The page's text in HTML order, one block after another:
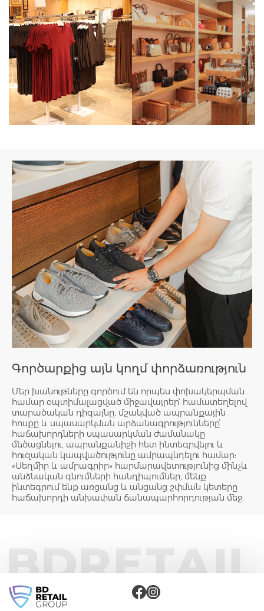
Գործարքից այն կողմ փորձառություն
Մեր խանութները գործում են որպես փոխակերպման
համար օպտիմալացված միջավայրեր՝ համատեղելով
տարածական դիզայնը, մշակված ապրանքային
հոսքը և սպասարկման արձանագրությունները՝
հաճախորդների սպասարկման ժամանակը
մեծացնելու, ապրանքանիշի հետ ինտեգրվելու և
հուզական կապվածությունը ամրապնդելու համար:
«Սեղմիր և ամրագրիր» հարմարավետությունից մինչև
անձնական գնումների հանդիպումներ, մենք
ինտեգրում ենք առցանց և անցանց շփման կետերը
հաճախորդի անխափան ճանապարհորդության մեջ: